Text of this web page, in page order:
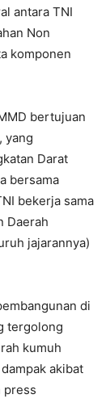
antara TNI
Non
komponen
bertujuan
yang
Darat
bersama
bekerja sama
Daerah
jajarannya)
di
tergolong
kumuh
akibat
press